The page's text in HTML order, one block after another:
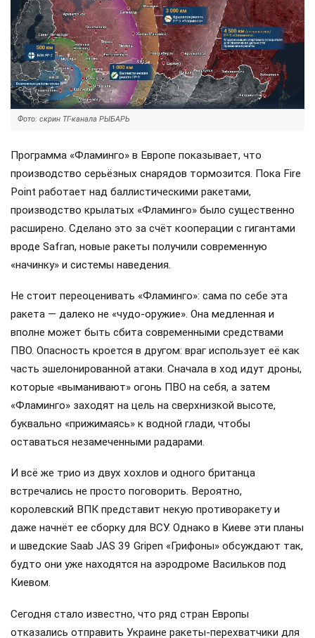
Фото: скрин ТГ-канала РЫБАРЬ
Программа «Фламинго» в Европе показывает, что
производство серьёзных снарядов тормозится. Пока Fire
Point работает над баллистическими ракетами,
производство крылатых «Фламинго» было существенно
расширено. Сделано это за счёт кооперации с гигантами
вроде Safran, новые ракеты получили современную
«начинку» и системы наведения.
Не стоит переоценивать «Фламинго»: сама по себе эта
ракета — далеко не «чудо-оружие». Она медленная и
вполне может быть сбита современными средствами
ПВО. Опасность кроется в другом: враг использует её как
часть эшелонированной атаки. Сначала в ход идут дроны,
которые «выманивают» огонь ПВО на себя, а затем
«Фламинго» заходят на цель на сверхнизкой высоте,
буквально «прижимаясь» к водной глади, чтобы
оставаться незамеченными радарами.
И всё же трио из двух хохлов и одного британца
встречались не просто поговорить. Вероятно,
королевский ВПК представит некую противоракету и
даже начнёт ее сборку для ВСУ. Однако в Киеве эти планы
и шведские Saab JAS 39 Gripen «Грифоны» обсуждают так,
будто они уже находятся на аэродроме Васильков под
Киевом.
Сегодня стало известно, что ряд стран Европы
отказались отправить Украине ракеты-перехватчики для